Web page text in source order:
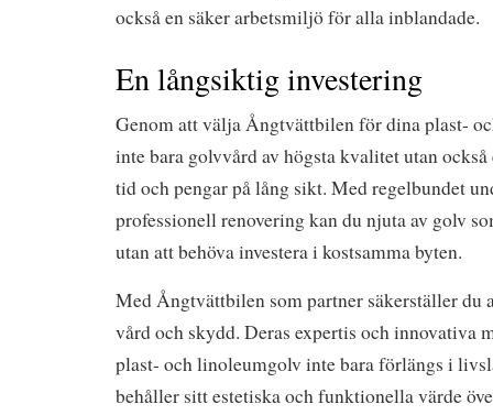
också en säker arbetsmiljö för alla inblandade.
En långsiktig investering
Genom att välja Ångtvättbilen för dina plast-
inte bara golvvård av högsta kvalitet utan
tid och pengar på lång sikt. Med regelbundet
professionell renovering kan du njuta av golv
utan att behöva investera i kostsamma byten.
Med Ångtvättbilen som partner säkerställer du
vård och skydd. Deras expertis och innovativa
plast- och linoleumgolv inte bara förlängs i
behåller sitt estetiska och funktionella värde